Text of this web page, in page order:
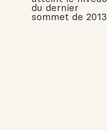
du dernier
sommet de 2013